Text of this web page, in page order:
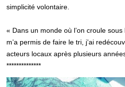
simplicité volontaire.
« Dans un monde où l’on croule
m’a permis de faire le tri, j’ai
acteurs locaux après plusieurs
**************